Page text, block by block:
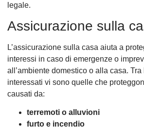
legale.
Assicurazione sulla
L’assicurazione sulla casa aiuta a
interessi in caso di emergenze o
all’ambiente domestico o alla casa.
interessati vi sono quelle che
causati da:
terremoti o alluvioni
furto e incendio